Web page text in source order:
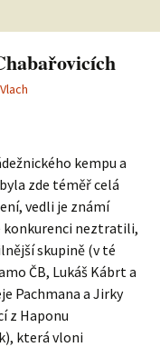
kempu a
zde téměř celá
vedli je známí
konkurenci neztratili,
skupině (v té
ČB, Lukáš Kábrt a
Pachmana a Jirky
z Haponu
která vloni